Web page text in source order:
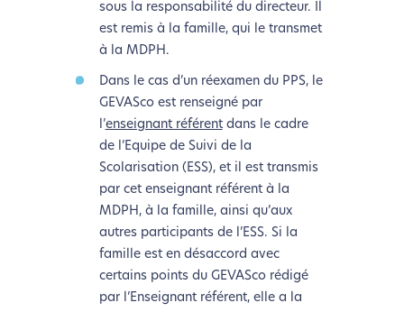
sous la responsabilité du directeur. Il
est remis à la famille, qui le transmet
à la MDPH.
Dans le cas d’un réexamen du PPS, le
GEVASco est renseigné par
l’enseignant référentdans le cadre
de l’Equipe de Suivi de la
Scolarisation (ESS), et il est transmis
par cet enseignant référent à la
MDPH, à la famille, ainsi qu’aux
autres participants de l’ESS. Si la
famille est en désaccord avec
certains points du GEVASco rédigé
par l’Enseignant référent, elle a la